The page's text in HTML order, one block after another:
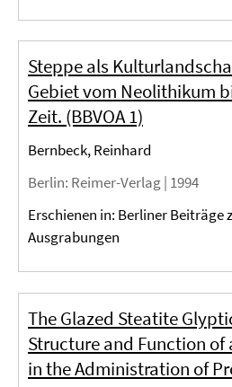
Steppe als
Gebiet vom Neolithikum
Zeit. (BBVOA 1)
Bernbeck, Reinhard
Berlin: Reimer-Verlag | 1994
Erschienen in: Berliner Beiträge
Ausgrabungen
The Glazed Steatite
Structure and Function of
in the Administration of